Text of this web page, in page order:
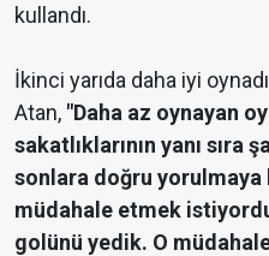
kullandı.
İkinci yarıda daha iyi
Atan, "Daha az oynayan
sakatlıklarının yanı sıra
sonlara doğru yorulmaya
müdahale etmek
golünü yedik. O